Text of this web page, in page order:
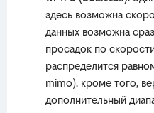
здесь возможна
данных возможна
просадок по
распределится
mimo). кроме того,
дополнительный